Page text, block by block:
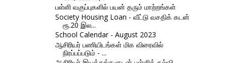
பள்ளி வகுப்புகளில் பயன் தரும் மாற்றங்கள்
Society Housing Loan - வீட்டு வசதிக் கடன்
ரூ.20 இல...
School Calendar - August 2023
ஆசிரியர் பணியிடங்கள் மிக விரைவில்
நிரப்பப்படும் - ...